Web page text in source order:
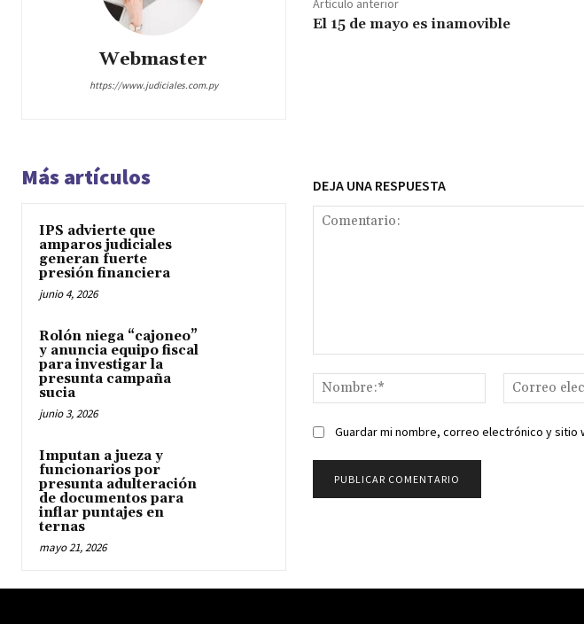
Webmaster
https://www.judiciales.com.py
Artículo anterior
El 15 de mayo es inamovible
Más artículos
IPS advierte que
amparos judiciales
generan fuerte
presión financiera
junio 4, 2026
Rolón niega “cajoneo”
y anuncia equipo fiscal
para investigar la
presunta campaña
sucia
junio 3, 2026
Imputan a jueza y
funcionarios por
presunta adulteración
de documentos para
inflar puntajes en
ternas
mayo 21, 2026
DEJA UNA RESPUESTA
Nombre:*
Guardar mi nombre, correo electrónico y